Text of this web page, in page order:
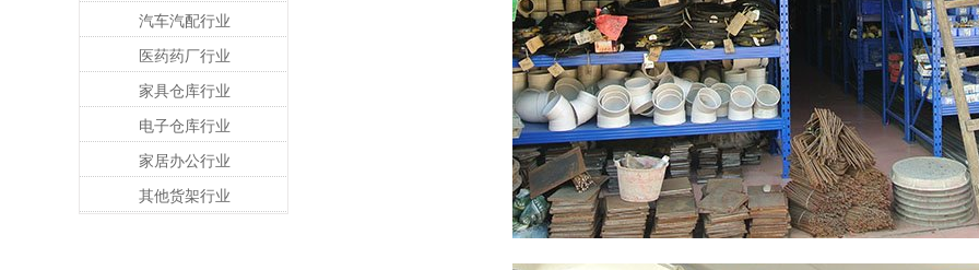
汽车汽配行业
医药药厂行业
家具仓库行业
电子仓库行业
家居办公行业
其他货架行业